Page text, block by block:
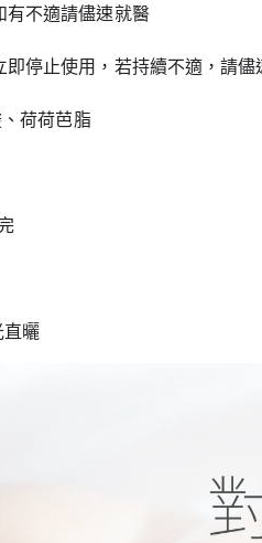
有不適請儘速就醫
停止使用，若持續不適，請儘
荷荷芭脂
直曬